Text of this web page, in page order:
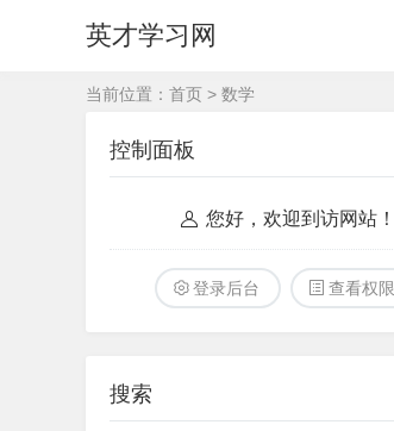
英才学习网
当前位置： 首页 > 数学
控制面板
您好，欢迎到访网站！
登录后台 查看权限
搜索